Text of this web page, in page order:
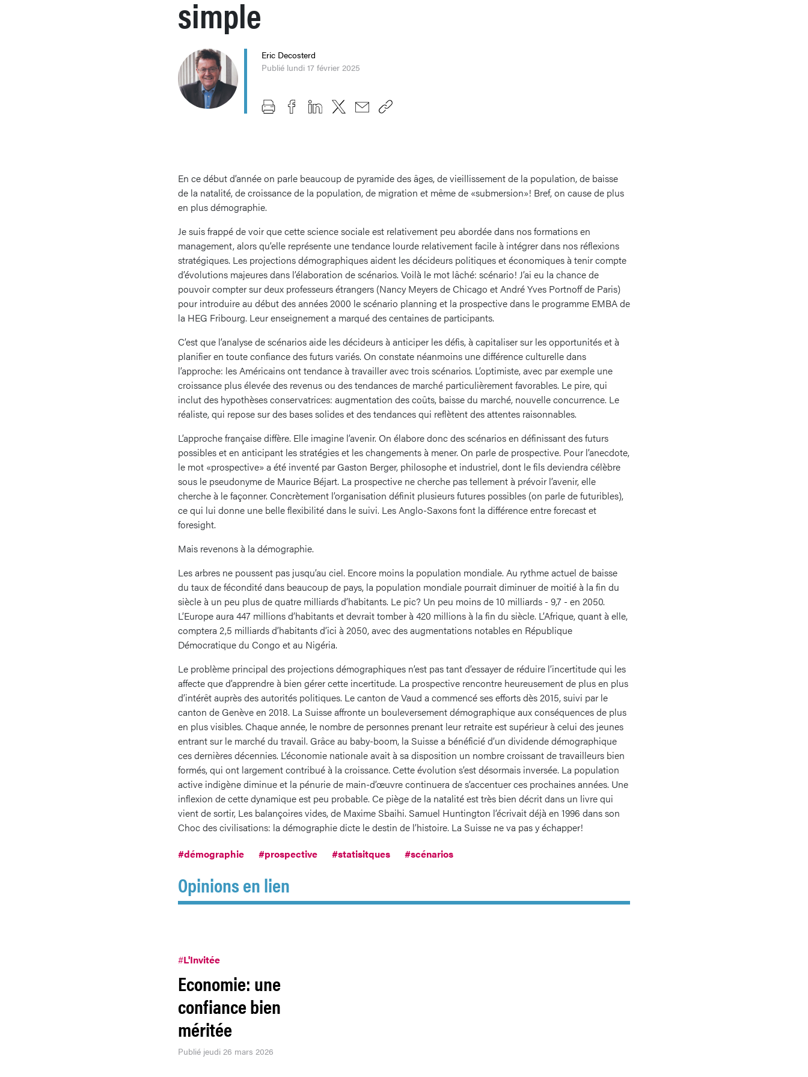
simple
Eric Decosterd
Publié lundi 17 février 2025
En ce début d’année on parle beaucoup de pyramide des âges, de vieillissement de la population, de baisse
de la natalité, de croissance de la population, de migration et même de «submersion»! Bref, on cause de plus
en plus démographie.
Je suis frappé de voir que cette science sociale est relativement peu abordée dans nos formations en
management, alors qu’elle représente une tendance lourde relativement facile à intégrer dans nos réflexions
stratégiques. Les projections démographiques aident les décideurs politiques et économiques à tenir compte
d’évolutions majeures dans l’élaboration de scénarios. Voilà le mot lâché: scénario! J’ai eu la chance de
pouvoir compter sur deux professeurs étrangers (Nancy Meyers de Chicago et André Yves Portnoff de Paris)
pour introduire au début des années 2000 le scénario planning et la prospective dans le programme EMBA de
la HEG Fribourg. Leur enseignement a marqué des centaines de participants.
C’est que l’analyse de scénarios aide les décideurs à anticiper les défis, à capitaliser sur les opportunités et à
planifier en toute confiance des futurs variés. On constate néanmoins une différence culturelle dans
l’approche: les Américains ont tendance à travailler avec trois scénarios. L’optimiste, avec par exemple une
croissance plus élevée des revenus ou des tendances de marché particulièrement favorables. Le pire, qui
inclut des hypothèses conservatrices: augmentation des coûts, baisse du marché, nouvelle concurrence. Le
réaliste, qui repose sur des bases solides et des tendances qui reflètent des attentes raisonnables.
L’approche française diffère. Elle imagine l’avenir. On élabore donc des scénarios en définissant des futurs
possibles et en anticipant les stratégies et les changements à mener. On parle de prospective. Pour l’anecdote,
le mot «prospective» a été inventé par Gaston Berger, philosophe et industriel, dont le fils deviendra célèbre
sous le pseudonyme de Maurice Béjart. La prospective ne cherche pas tellement à prévoir l’avenir, elle
cherche à le façonner. Concrètement l’organisation définit plusieurs futures possibles (on parle de futuribles),
ce qui lui donne une belle flexibilité dans le suivi. Les Anglo-Saxons font la différence entre forecast et
foresight.
Mais revenons à la démographie.
Les arbres ne poussent pas jusqu’au ciel. Encore moins la population mondiale. Au rythme actuel de baisse
du taux de fécondité dans beaucoup de pays, la population mondiale pourrait diminuer de moitié à la fin du
siècle à un peu plus de quatre milliards d’habitants. Le pic? Un peu moins de 10 milliards - 9,7 - en 2050.
L’Europe aura 447 millions d’habitants et devrait tomber à 420 millions à la fin du siècle. L’Afrique, quant à elle,
comptera 2,5 milliards d’habitants d’ici à 2050, avec des augmentations notables en République
Démocratique du Congo et au Nigéria.
Le problème principal des projections démographiques n’est pas tant d’essayer de réduire l’incertitude qui les
affecte que d’apprendre à bien gérer cette incertitude. La prospective rencontre heureusement de plus en plus
d’intérêt auprès des autorités politiques. Le canton de Vaud a commencé ses efforts dès 2015, suivi par le
canton de Genève en 2018. La Suisse affronte un bouleversement démographique aux conséquences de plus
en plus visibles. Chaque année, le nombre de personnes prenant leur retraite est supérieur à celui des jeunes
entrant sur le marché du travail. Grâce au baby-boom, la Suisse a bénéficié d’un dividende démographique
ces dernières décennies. L’économie nationale avait à sa disposition un nombre croissant de travailleurs bien
formés, qui ont largement contribué à la croissance. Cette évolution s’est désormais inversée. La population
active indigène diminue et la pénurie de main-d’œuvre continuera de s’accentuer ces prochaines années. Une
inflexion de cette dynamique est peu probable. Ce piège de la natalité est très bien décrit dans un livre qui
vient de sortir, Les balançoires vides, de Maxime Sbaihi. Samuel Huntington l’écrivait déjà en 1996 dans son
Choc des civilisations: la démographie dicte le destin de l’histoire. La Suisse ne va pas y échapper!
#démographie
#prospective #statisitques #scénarios
Opinions en lien
#L'Invitée
Economie: une
confiance bien
méritée
Publié jeudi 26 mars 2026